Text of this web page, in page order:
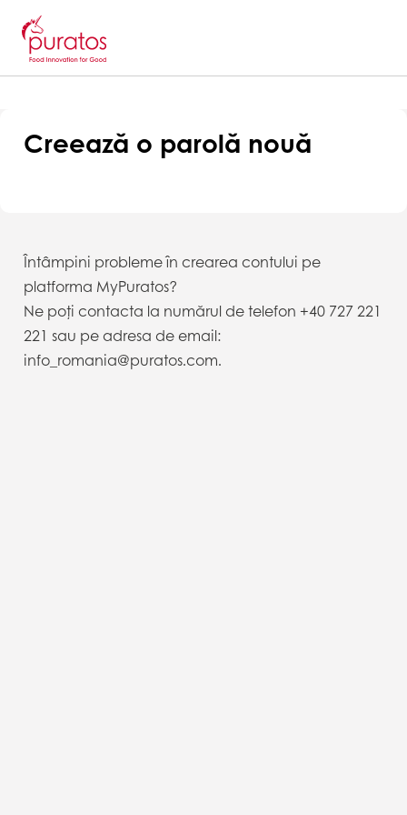
Creează o parolă nouă
Întâmpini probleme în crearea contului pe
platforma MyPuratos?
Ne poți contacta la numărul de telefon +40 727 221
221 sau pe adresa de email:
info_romania@puratos.com.